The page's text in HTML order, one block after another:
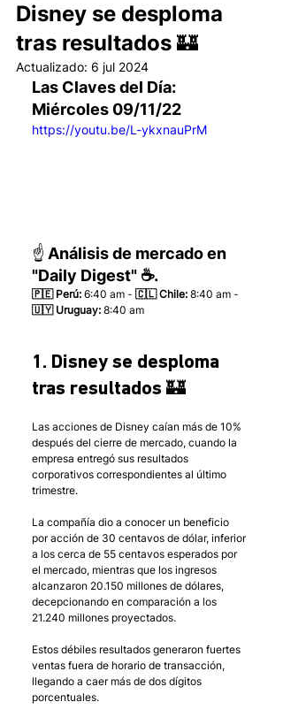
Disney se desploma
tras resultados 🏰
Actualizado: 6 jul 2024
Las Claves del Día:
Miércoles 09/11/22
https://youtu.be/L-ykxnauPrM
☝️ Análisis de mercado en
"Daily Digest" ☕.
🇵🇪 Perú: 6:40 am - 🇨🇱 Chile: 8:40 am -
🇺🇾 Uruguay: 8:40 am
1. Disney se desploma
tras resultados 🏰
Las acciones de Disney caían más de 10%
después del cierre de mercado, cuando la
empresa entregó sus resultados
corporativos correspondientes al último
trimestre.
La compañía dio a conocer un beneficio
por acción de 30 centavos de dólar, inferior
a los cerca de 55 centavos esperados por
el mercado, mientras que los ingresos
alcanzaron 20.150 millones de dólares,
decepcionando en comparación a los
21.240 millones proyectados.
Estos débiles resultados generaron fuertes
ventas fuera de horario de transacción,
llegando a caer más de dos dígitos
porcentuales.